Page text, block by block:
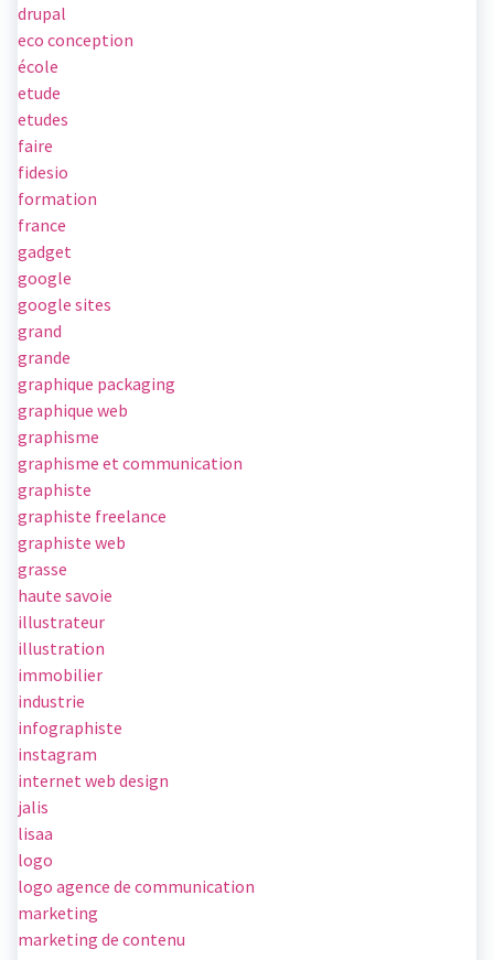
drupal
eco conception
école
etude
etudes
faire
fidesio
formation
france
gadget
google
google sites
grand
grande
graphique packaging
graphique web
graphisme
graphisme et communication
graphiste
graphiste freelance
graphiste web
grasse
haute savoie
illustrateur
illustration
immobilier
industrie
infographiste
instagram
internet web design
jalis
lisaa
logo
logo agence de communication
marketing
marketing de contenu